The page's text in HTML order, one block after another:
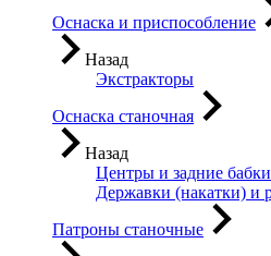
Оснаска и приспособление
Назад
Экстракторы
Оснаска станочная
Назад
Центры и задние бабки
Державки (накатки) и
Патроны станочные